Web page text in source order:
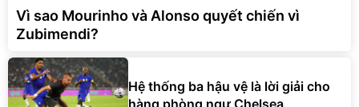
Vì sao Mourinho và Alonso quyết chiến vì
Zubimendi?
Hệ thống ba hậu vệ là lời giải cho